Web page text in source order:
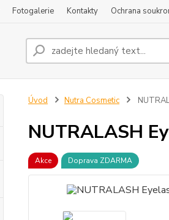
Fotogalerie Kontakty Ochrana
Úvod Nutra Cosmetic
NUTRALASH
Akce Doprava ZDARMA